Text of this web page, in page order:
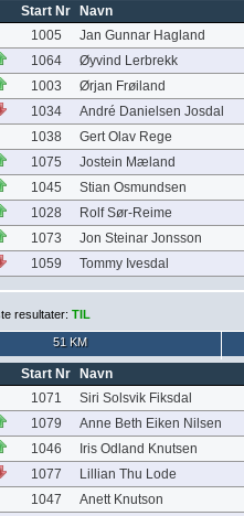
Start Nr
Navn
1005
Jan Gunnar Hagland
1064
Øyvind Lerbrekk
1003
Ørjan Frøiland
1034
André Danielsen Josdal
1038
Gert Olav Rege
1075
Jostein Mæland
1045
Stian Osmundsen
1028
Rolf Sør-Reime
1073
Jon Steinar Jonsson
1059 Tommy Ivesdal
resultater: TIL
51 KM
Start Nr
Navn
1071
Siri Solsvik Fiksdal
1079
Anne Beth Eiken Nilsen
1046
Iris Odland Knutsen
1077
Lillian Thu Lode
1047
Anett Knutson